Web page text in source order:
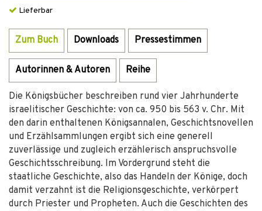
Lieferbar
Zum Buch Downloads Pressestimmen
Autorinnen & Autoren Reihe
Die Königsbücher beschreiben rund vier Jahrhunderte
israelitischer Geschichte: von ca. 950 bis 563 v. Chr. Mit
den darin enthaltenen Königsannalen, Geschichtsnovellen
und Erzählsammlungen ergibt sich eine generell
zuverlässige und zugleich erzählerisch anspruchsvolle
Geschichtsschreibung. Im Vordergrund steht die
staatliche Geschichte, also das Handeln der Könige, doch
damit verzahnt ist die Religionsgeschichte, verkörpert
durch Priester und Propheten. Auch die Geschichten des